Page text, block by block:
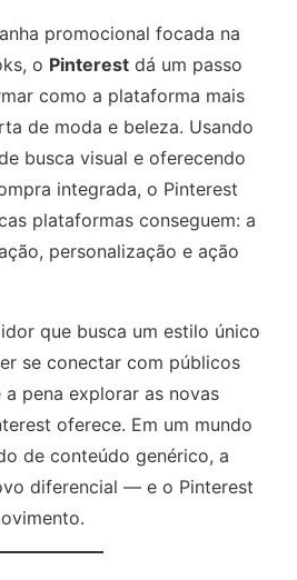
promocional focada na
o Pinterest dá um passo
como a plataforma mais
de moda e beleza. Usando
busca visual e oferecendo
integrada, o Pinterest
plataformas conseguem: a
personalização e ação
que busca um estilo único
se conectar com públicos
pena explorar as novas
oferece. Em um mundo
de conteúdo genérico, a
diferencial — e o Pinterest